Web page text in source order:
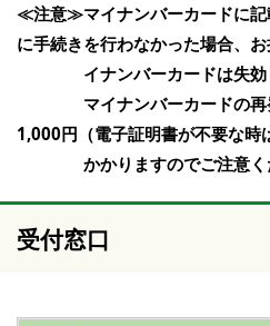
≪注意≫マイナンバーカードに記
に手続きを行わなかった場合、
イナンバーカードは失効し
マイナンバーカードの再発
1,000円（電子証明書が不要な時
かかりますのでご注意くだ
受付窓口